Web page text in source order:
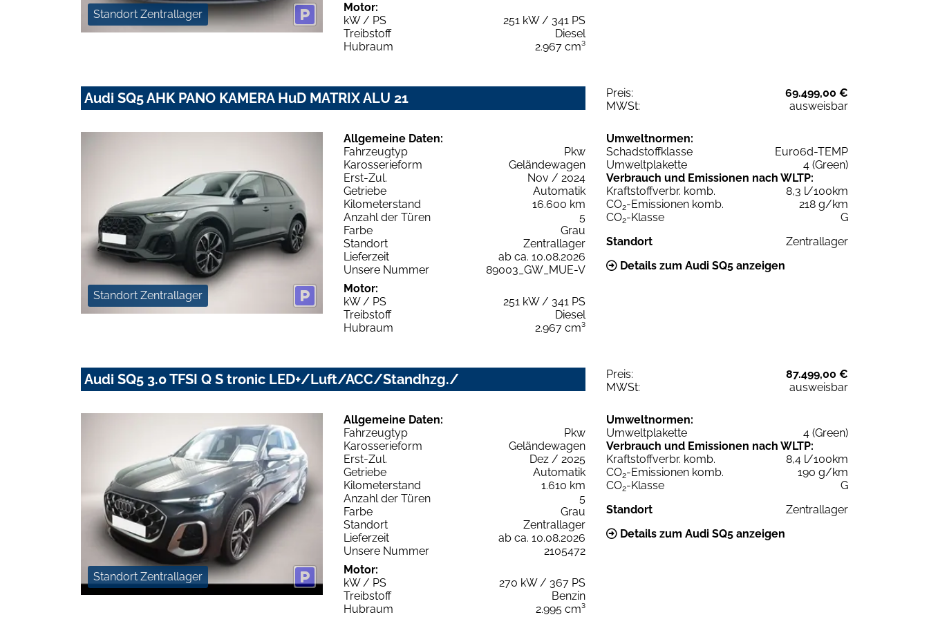
Standort Zentrallager
Motor:
kW / PS
251 kW / 341 PS
Treibstoff
Diesel
Hubraum
2.967 cm³
Audi SQ5 AHK PANO KAMERA HuD MATRIX ALU 21 Preis:
69.499,00 €
MWSt:
ausweisbar
Standort Zentrallager
Allgemeine Daten:
Fahrzeugtyp
Pkw
Karosserieform
Geländewagen
Erst-Zul.
Nov / 2024
Getriebe
Automatik
Kilometerstand
16.600 km
Anzahl der Türen
5
Farbe
Grau
Standort
Zentrallager
Lieferzeit
ab ca. 10.08.2026
Unsere Nummer
89003_GW_MUE-V
Motor:
kW / PS
251 kW / 341 PS
Treibstoff
Diesel
Hubraum
2.967 cm³
Umweltnormen:
Schadstoffklasse
Euro6d-TEMP
Umweltplakette
4 (Green)
Verbrauch und Emissionen nach WLTP:
Kraftstoffverbr. komb.
8,3 l/100km
CO2-Emissionen komb.
218 g/km
CO2-Klasse
G
Standort
Zentrallager
Details zum Audi SQ5 anzeigen
Audi SQ5 3.0 TFSI Q S tronic LED+/Luft/ACC/Standhzg./ Preis:
87.499,00 €
MWSt:
ausweisbar
Standort Zentrallager
Allgemeine Daten:
Fahrzeugtyp
Pkw
Karosserieform
Geländewagen
Erst-Zul.
Dez / 2025
Getriebe
Automatik
Kilometerstand
1.610 km
Anzahl der Türen
5
Farbe
Grau
Standort
Zentrallager
Lieferzeit
ab ca. 10.08.2026
Unsere Nummer
2105472
Motor:
kW / PS
270 kW / 367 PS
Treibstoff
Benzin
Hubraum
2.995 cm³
Umweltnormen:
Umweltplakette
4 (Green)
Verbrauch und Emissionen nach WLTP:
Kraftstoffverbr. komb.
8,4 l/100km
CO2-Emissionen komb.
190 g/km
CO2-Klasse
G
Standort
Zentrallager
Details zum Audi SQ5 anzeigen